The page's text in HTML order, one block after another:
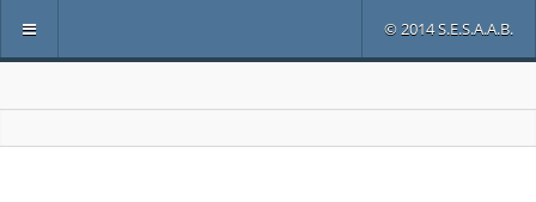
© 2014 S.E.S.A.A.B.